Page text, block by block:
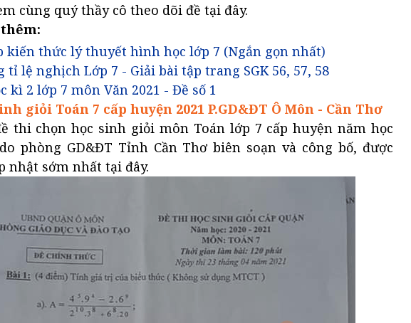
cùng quý thầy cô theo dõi đề tại đây.
kiến thức lý thuyết hình học lớp 7 (Ngắn gọn nhất)
tỉ lệ nghịch Lớp 7 - Giải bài tập trang SGK 56, 57, 58
kì 2 lớp 7 môn Văn 2021 - Đề số 1
giỏi Toán 7 cấp huyện 2021 P.GD&ĐT Ô Môn - Cần Thơ
thi chọn học sinh giỏi môn Toán lớp 7 cấp huyện năm học
phòng GD&ĐT Tỉnh Cần Thơ biên soạn và công bố, được
nhật sớm nhất tại đây.